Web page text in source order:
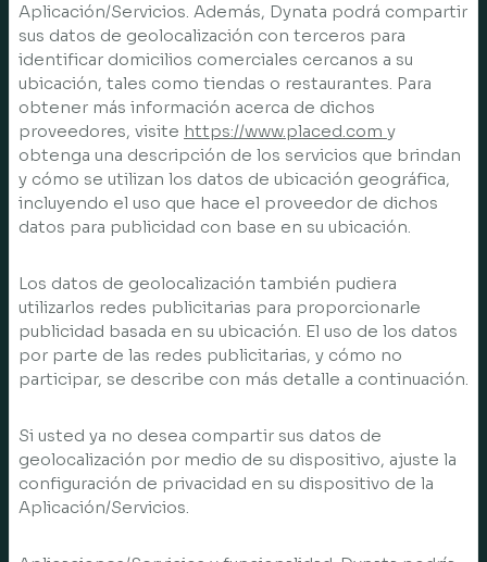
Aplicación/Servicios. Además, Dynata podrá compartir
sus datos de geolocalización con terceros para
identificar domicilios comerciales cercanos a su
ubicación, tales como tiendas o restaurantes. Para
obtener más información acerca de dichos
proveedores, visite https://www.placed.com y
obtenga una descripción de los servicios que brindan
y cómo se utilizan los datos de ubicación geográfica,
incluyendo el uso que hace el proveedor de dichos
datos para publicidad con base en su ubicación.
Los datos de geolocalización también pudiera
utilizarlos redes publicitarias para proporcionarle
publicidad basada en su ubicación. El uso de los datos
por parte de las redes publicitarias, y cómo no
participar, se describe con más detalle a continuación.
Si usted ya no desea compartir sus datos de
geolocalización por medio de su dispositivo, ajuste la
configuración de privacidad en su dispositivo de la
Aplicación/Servicios.